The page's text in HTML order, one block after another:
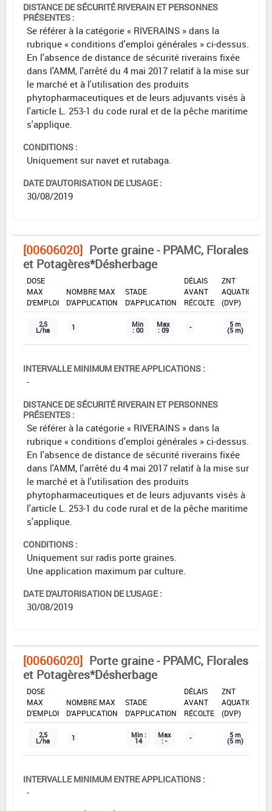
DISTANCE DE SÉCURITÉ RIVERAIN ET PERSONNES
PRÉSENTES :
Se référer à la catégorie « RIVERAINS » dans la
rubrique « conditions d'emploi générales » ci-dessus.
En l'absence de distance de sécurité riverains fixée
dans l'AMM, l'arrêté du 4 mai 2017 relatif à la mise sur
le marché et à l'utilisation des produits
phytopharmaceutiques et de leurs adjuvants visés à
l'article L. 253-1 du code rural et de la pêche maritime
s'applique.
CONDITIONS :
Uniquement sur navet et rutabaga.
DATE D'AUTORISATION DE L'USAGE :
30/08/2019
[00606020] Porte graine - PPAMC, Florales
et Potagères*Désherbage
DOSE
MAX
D'EMPLOI
NOMBRE MAX
D'APPLICATION
STADE
D'APPLICATION
DÉLAIS
AVANT
RÉCOLTE
ZNT
AQUATIQUE
(DVP)
2,5
L/ha 1 Min
: 00
Max
: 09 - 5 m
(5 m)
INTERVALLE MINIMUM ENTRE APPLICATIONS :
-
DISTANCE DE SÉCURITÉ RIVERAIN ET PERSONNES
PRÉSENTES :
Se référer à la catégorie « RIVERAINS » dans la
rubrique « conditions d'emploi générales » ci-dessus.
En l'absence de distance de sécurité riverains fixée
dans l'AMM, l'arrêté du 4 mai 2017 relatif à la mise sur
le marché et à l'utilisation des produits
phytopharmaceutiques et de leurs adjuvants visés à
l'article L. 253-1 du code rural et de la pêche maritime
s'applique.
CONDITIONS :
Uniquement sur radis porte graines.
Une application maximum par culture.
DATE D'AUTORISATION DE L'USAGE :
30/08/2019
[00606020] Porte graine - PPAMC, Florales
et Potagères*Désherbage
DOSE
MAX
D'EMPLOI
NOMBRE MAX
D'APPLICATION
STADE
D'APPLICATION
DÉLAIS
AVANT
RÉCOLTE
ZNT
AQUATIQUE
(DVP)
2,5
L/ha 1 Min :
14
Max
: - - 5 m
(5 m)
INTERVALLE MINIMUM ENTRE APPLICATIONS :
-